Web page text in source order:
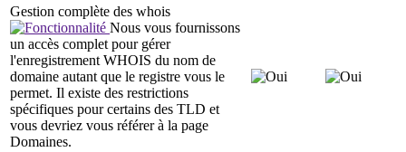
Gestion complète des whois
Nous vous fournissons
un accès complet pour gérer
l'enregistrement WHOIS du nom de
domaine autant que le registre vous le
permet. Il existe des restrictions
spécifiques pour certains des TLD et
vous devriez vous référer à la page
Domaines.